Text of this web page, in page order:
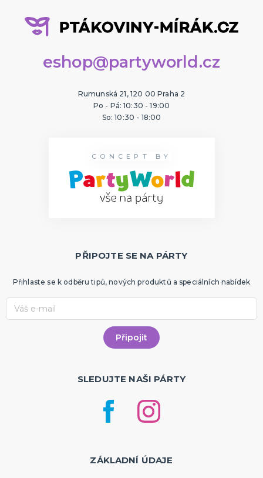
eshop@partyworld.cz
Rumunská 21, 120 00 Praha 2
Po - Pá: 10:30 - 19:00
So: 10:30 - 18:00
CONCEPT BY
PŘIPOJTE SE NA PÁRTY
Přihlaste se k odběru tipů, nových produktů a speciálních nabídek
SLEDUJTE NAŠI PÁRTY
ZÁKLADNÍ ÚDAJE